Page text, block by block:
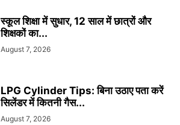
स्कूल शिक्षा में सुधार, 12 साल में छात्रों और
शिक्षकों का...
August 7, 2026
LPG Cylinder Tips: बिना उठाए पता करें
सिलेंडर में कितनी गैस...
August 7, 2026